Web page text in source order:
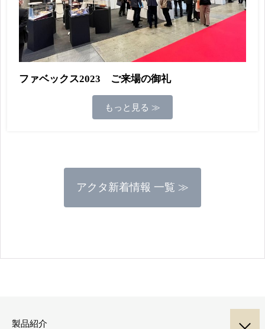
ファベックス2023 ご来場の御礼
もっと見る ≫
アクタ新着情報 一覧 ≫
製品紹介